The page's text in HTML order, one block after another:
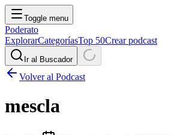
Toggle menu
Poderato
ExplorarCategoríasTop 50Crear podcast
Ir al Buscador
Volver al Podcast
mescla